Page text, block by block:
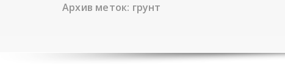
Архив меток: грунт